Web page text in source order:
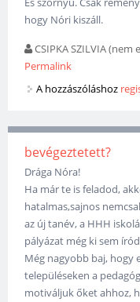
hogy Nóri kiszáll.
CSIPKA SZILVIA
Permalink
A hozzászóláshoz
bevégeztetett?
Drága Nóra!
Ha már te is feladod,
hatalmas,sajnos
az új tanév, a HHH
pályázat még ki sem
Még nagyobb baj, hogy
településeken a
motiváljuk őket ahhoz,